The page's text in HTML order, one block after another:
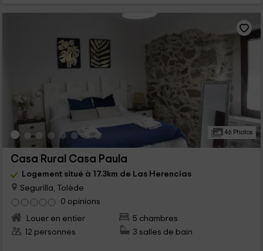
46 Photos
Casa Rural Casa Paula
Logement situé à 17.3km de Las Herencias
Segurilla, Tolède
0 opinions
Louer en entier
5 chambres
12 personnes
3 salles de bain